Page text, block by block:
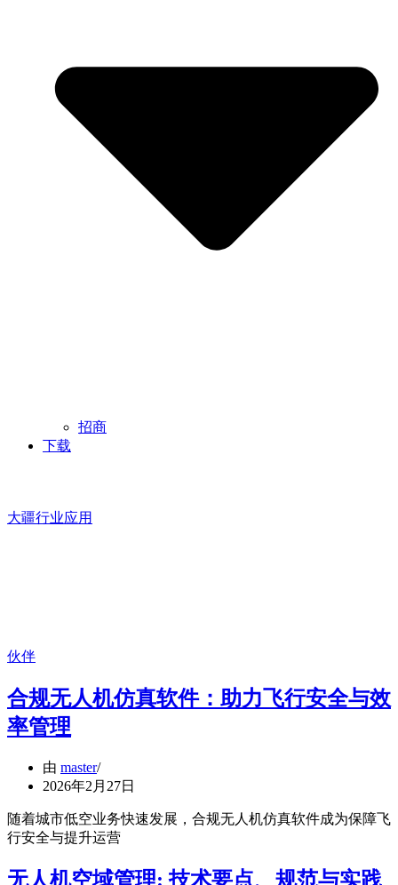
招商
下载
大疆行业应用
伙伴
合规无人机仿真软件：助力飞行安全与效
率管理
由 master
2026年2月27日
随着城市低空业务快速发展，合规无人机仿真软件成为保障飞
行安全与提升运营
无人机空域管理: 技术要点、规范与实践